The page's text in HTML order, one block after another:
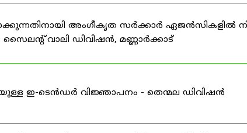
അംഗീകൃത സർക്കാർ ഏജൻസികളിൽ
വാലി ഡിവിഷൻ, മണ്ണാർക്കാട്
ഇ-ടെൻഡർ വിജ്ഞാപനം - തെന്മല ഡിവിഷൻ